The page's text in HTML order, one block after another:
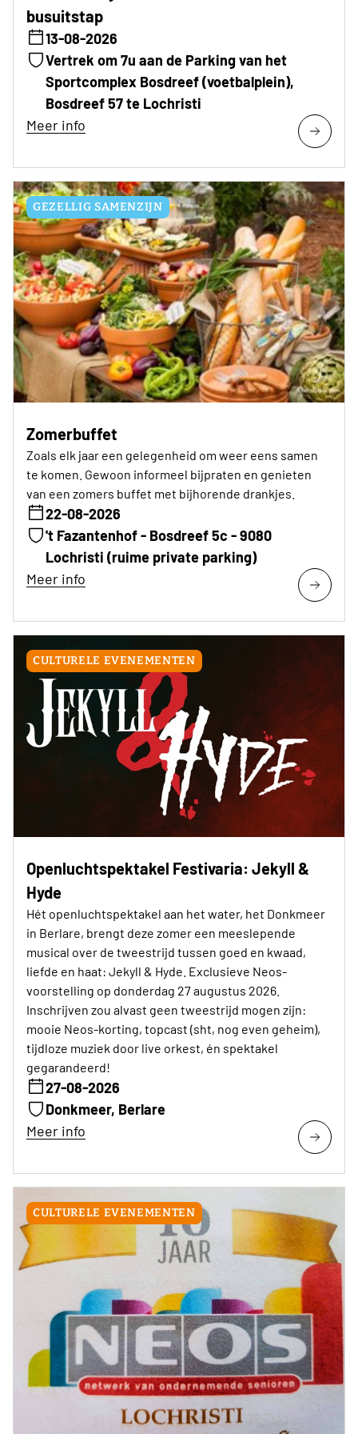
busuitstap
13-08-2026
Vertrek om 7u aan de Parking van het
Sportcomplex Bosdreef (voetbalplein),
Bosdreef 57 te Lochristi
Meer info
GEZELLIG SAMENZIJN
Zomerbuffet
Zoals elk jaar een gelegenheid om weer eens samen
te komen. Gewoon informeel bijpraten en genieten
van een zomers buffet met bijhorende drankjes.
22-08-2026
't Fazantenhof - Bosdreef 5c - 9080
Lochristi (ruime private parking)
Meer info
CULTURELE EVENEMENTEN
Openluchtspektakel Festivaria: Jekyll &
Hyde
Hét openluchtspektakel aan het water, het Donkmeer
in Berlare, brengt deze zomer een meeslepende
musical over de tweestrijd tussen goed en kwaad,
liefde en haat: Jekyll & Hyde. Exclusieve Neos-
voorstelling op donderdag 27 augustus 2026.
Inschrijven zou alvast geen tweestrijd mogen zijn:
mooie Neos-korting, topcast (sht, nog even geheim),
tijdloze muziek door live orkest, én spektakel
gegarandeerd!
27-08-2026
Donkmeer, Berlare
Meer info
CULTURELE EVENEMENTEN